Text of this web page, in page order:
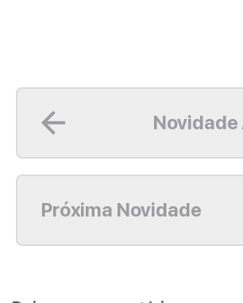
Próxima Novidade